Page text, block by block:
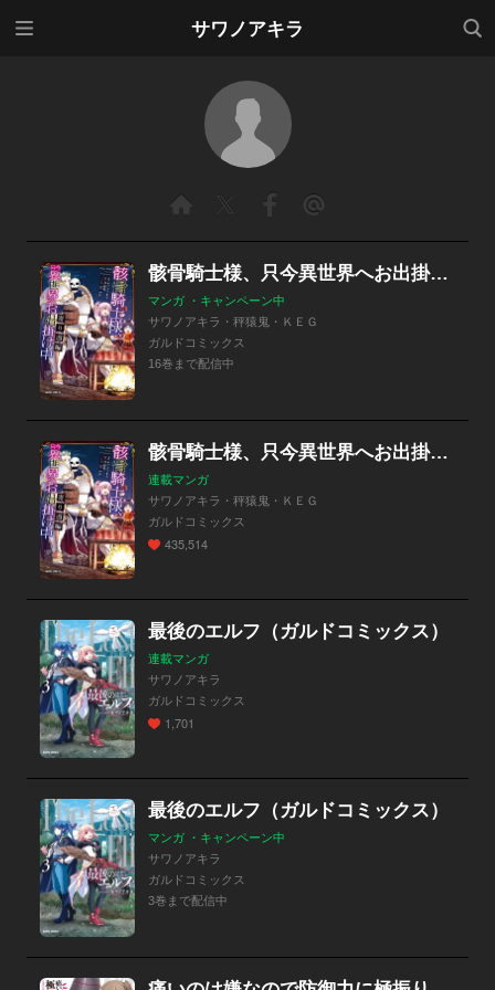
サワノアキラ
検索
骸骨騎士様、只今異世界へお出掛け中（ガルドコミックス）
マンガ ・キャンペーン中
サワノアキラ・秤猿鬼・ＫＥＧ
ガルドコミックス
16巻まで配信中
骸骨騎士様、只今異世界へお出掛け中（ガルドコミックス）
連載マンガ
サワノアキラ・秤猿鬼・ＫＥＧ
ガルドコミックス
435,514
最後のエルフ（ガルドコミックス）
連載マンガ
サワノアキラ
ガルドコミックス
1,701
最後のエルフ（ガルドコミックス）
マンガ ・キャンペーン中
サワノアキラ
ガルドコミックス
3巻まで配信中